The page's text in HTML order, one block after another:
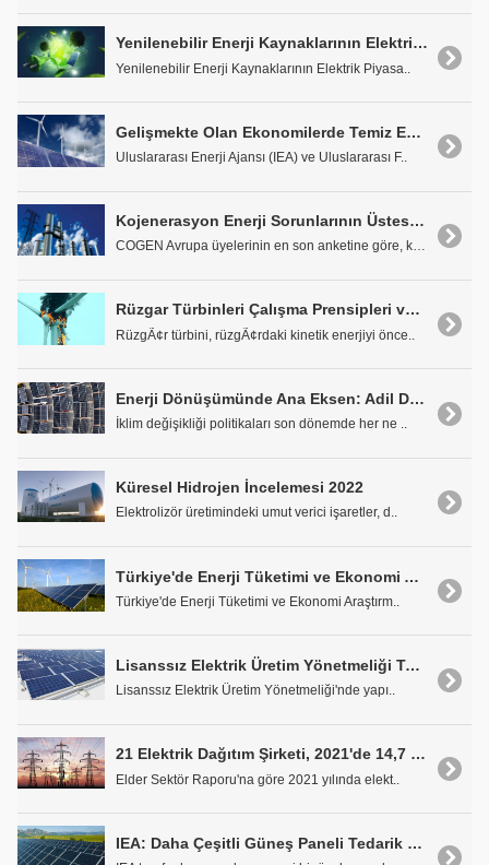
Yenilenebilir Enerji Kaynaklarının Elektrik Piyasasına Etkisi 2022 Yılı Analizi
Yenilenebilir Enerji Kaynaklarının Elektrik Piyasa..
Gelişmekte Olan Ekonomilerde Temiz Enerji için Özel Finansmanı Ölçeklendirmek
Uluslararası Enerji Ajansı (IEA) ve Uluslararası F..
Kojenerasyon Enerji Sorunlarının Üstesinden Gelmek için İyi Bir Konumda
COGEN Avrupa üyelerinin en son anketine göre, koje..
Rüzgar Türbinleri Çalışma Prensipleri ve Yangın Önlemleri
RüzgÃ¢r türbini, rüzgÃ¢rdaki kinetik enerjiyi önce..
Enerji Dönüşümünde Ana Eksen: Adil Dönüşüm
İklim değişikliği politikaları son dönemde her ne ..
Küresel Hidrojen İncelemesi 2022
Elektrolizör üretimindeki umut verici işaretler, d..
Türkiye'de Enerji Tüketimi ve Ekonomi Araştırması: En Büyük Sorun Dışa Bağımlılık, Çözüm Yenilenebilir Enerjide
Türkiye'de Enerji Tüketimi ve Ekonomi Araştırm..
Lisanssız Elektrik Üretim Yönetmeliği Tartışmaları Sürüyor
Lisanssız Elektrik Üretim Yönetmeliği'nde yapı..
21 Elektrik Dağıtım Şirketi, 2021'de 14,7 Milyar TL Yatırım Yaptı
Elder Sektör Raporu'na göre 2021 yılında elekt..
IEA: Daha Çeşitli Güneş Paneli Tedarik Zincirlerine İhtiyaç Var